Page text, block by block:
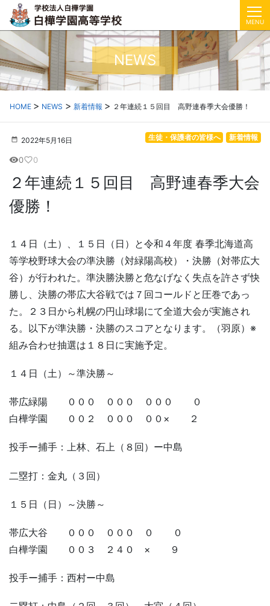
MENU
NEWS
HOME NEWS 新着情報 ２年連続１５回目 高野連春季大会優勝！
2022年5月16日 新着情報
生徒・保護者の皆様へ
visibility0favorite_border0
２年連続１５回目 高野連春季大会
優勝！
１４日（土）、１５日（日）と令和４年度 春季北海道高
等学校野球大会の準決勝（対緑陽高校）・決勝（対帯広大
谷）が行われた。準決勝決勝と危なげなく失点を許さず快
勝し、決勝の帯広大谷戦では７回コールドと圧巻であっ
た。２３日から札幌の円山球場にて全道大会が実施され
る。以下が準決勝・決勝のスコアとなります。（羽原）※
組み合わせ抽選は１８日に実施予定。
１４日（土）～準決勝～
帯広緑陽 ０００ ０００ ０００ ０
白樺学園 ００２ ０００ ００× ２
投手ー捕手：上林、石上（８回）ー中島
二塁打：金丸（３回）
１５日（日）～決勝～
帯広大谷 ０００ ０００ ０ ０
白樺学園 ００３ ２４０ × ９
投手ー捕手：西村ー中島